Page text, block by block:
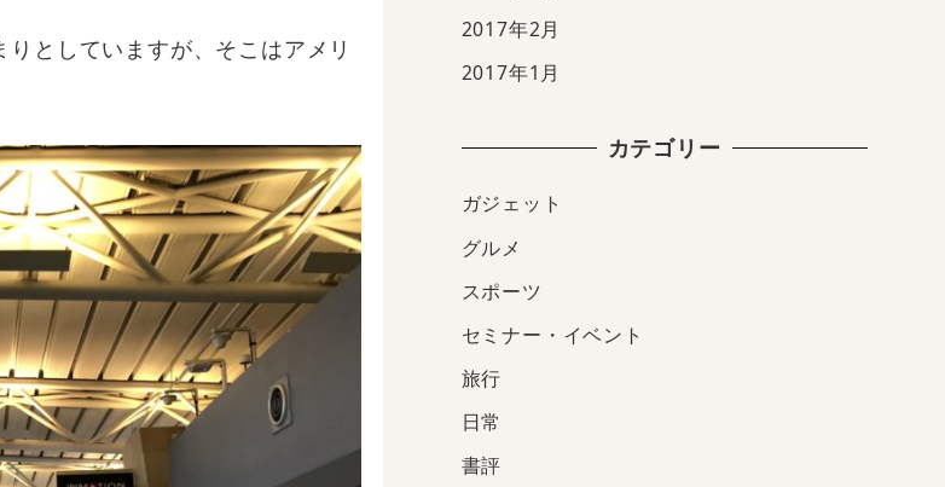
としていますが、そこはアメリ
2017年2月
2017年1月
カテゴリー
ガジェット
グルメ
スポーツ
セミナー・イベント
旅行
日常
書評